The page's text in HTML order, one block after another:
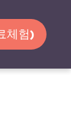
체험)